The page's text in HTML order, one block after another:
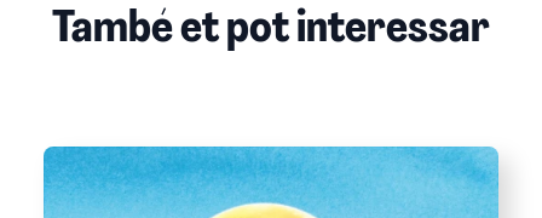
També et pot interessar